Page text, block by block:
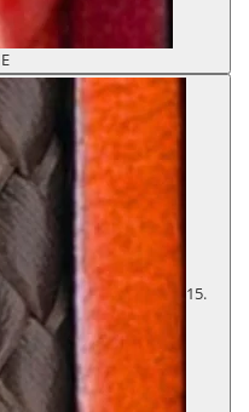
15.